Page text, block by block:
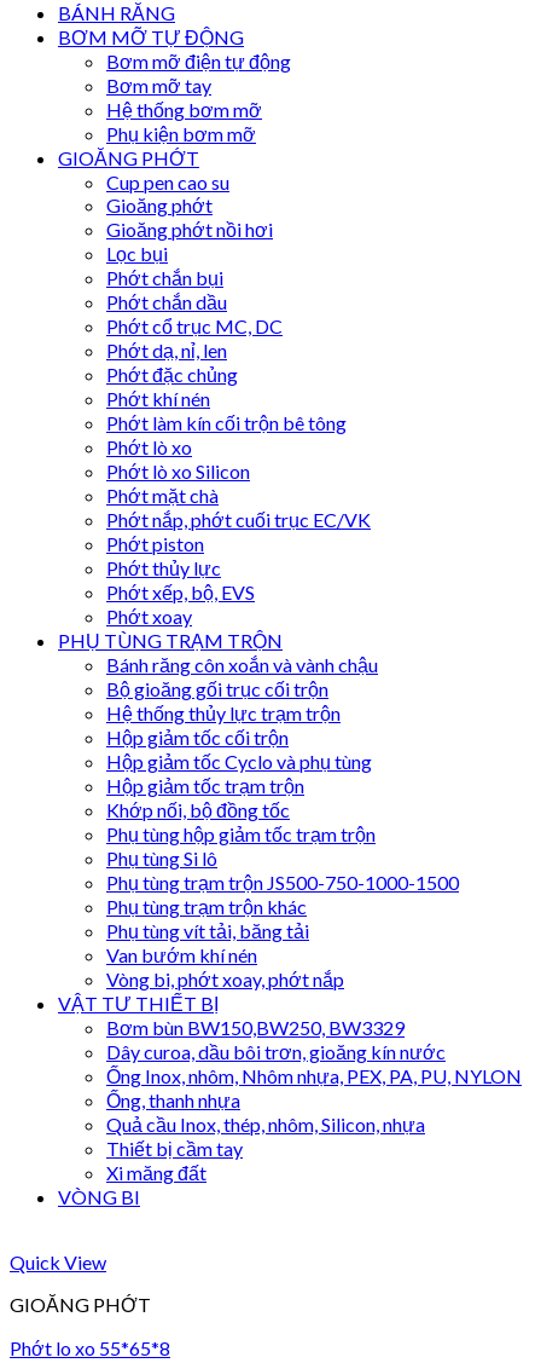
BÁNH RĂNG
BƠM MỠ TỰ ĐỘNG
Bơm mỡ điện tự động
Bơm mỡ tay
Hệ thống bơm mỡ
Phụ kiện bơm mỡ
GIOĂNG PHỚT
Cup pen cao su
Gioăng phớt
Gioăng phớt nồi hơi
Lọc bụi
Phớt chắn bụi
Phớt chắn dầu
Phớt cổ trục MC, DC
Phớt dạ, nỉ, len
Phớt đặc chủng
Phớt khí nén
Phớt làm kín cối trộn bê tông
Phớt lò xo
Phớt lò xo Silicon
Phớt mặt chà
Phớt nắp, phớt cuối trục EC/VK
Phớt piston
Phớt thủy lực
Phớt xếp, bộ, EVS
Phớt xoay
PHỤ TÙNG TRẠM TRỘN
Bánh răng côn xoắn và vành chậu
Bộ gioăng gối trục cối trộn
Hệ thống thủy lực trạm trộn
Hộp giảm tốc cối trộn
Hộp giảm tốc Cyclo và phụ tùng
Hộp giảm tốc trạm trộn
Khớp nối, bộ đồng tốc
Phụ tùng hộp giảm tốc trạm trộn
Phụ tùng Si lô
Phụ tùng trạm trộn JS500-750-1000-1500
Phụ tùng trạm trộn khác
Phụ tùng vít tải, băng tải
Van bướm khí nén
Vòng bi, phớt xoay, phớt nắp
VẬT TƯ THIẾT BỊ
Bơm bùn BW150,BW250, BW3329
Dây curoa, dầu bôi trơn, gioăng kín nước
Ống Inox, nhôm, Nhôm nhựa, PEX, PA, PU, NYLON
Ống, thanh nhựa
Quả cầu Inox, thép, nhôm, Silicon, nhựa
Thiết bị cầm tay
Xi măng đất
VÒNG BI
Quick View
GIOĂNG PHỚT
Phớt lo xo 55*65*8